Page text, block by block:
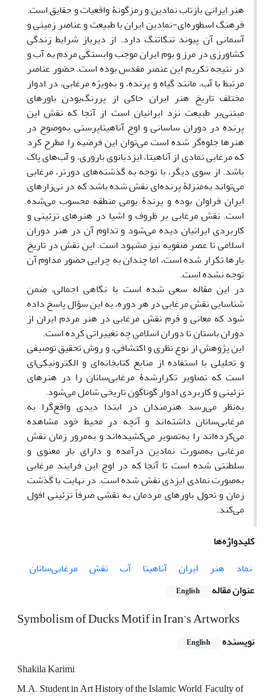
هنر ایرانی بازتاب نمادین و رمزگونۀ واقعیات و حقایق است.
فرهنگ اسطوره‌ای-نمادین ایران با طبیعت و عناصر زمینی و
آسمانی آن پیوند تنگاتنگ دارد. از دیرباز شرایط زندگی
کشاورزی در مرز و بوم ایران موجب وابستگی مردم به آب و
در نتیجه تکریم این عنصر مقدس بوده است. حضور عناصر
مرتبط با آّب، مانند گیاه و پرنده، و به‌ویژه مرغابی، در ادوار
مختلف تاریخ هنر ایران حاکی از پررنگ‌بودن باورهای
مبتنی‌بر طبیعت نزد ایرانیان است از آنجا که نقش این
پرنده در دوران ساسانی و اوج آناهیتاپرستی به‌وضوح در
هنرها جلوه‌گر شده است می‌توان این فرضیه را مطرح کرد
که مرغابی نمادی از آناهیتا، ایزدبانوی باروری، و آّب‌های پاک
باشد. از سوی دیگر، با توجه به گذشته‌های دورتر، مرغابی
می‌تواند به‌منزلۀ پرنده‌ای نقش شده باشد که در نی‌زارهای
ایران فراوان بوده و پرندۀ بومی منطقه محسوب می‌شده
است. نقش مرغابی بر ظروف و اشیا در هنرهای تزئینی و
کاربردی ایرانیان دیده می‌شود و تداوم آن در هنر دوران
اسلامی تا عصر صفویه نیز مشهود است. این نقش در تاریخ
بارها تکرار شده است، اما چندان به چرایی حضور مداوم آن
توجه نشده است.
در این مقاله سعی شده است با نگاهی اجمالی، ضمن
شناسایی نقش مرغابی در هر دوره، به این سؤال پاسخ داده
شود که معانی و فرم نقش مرغابی در هنر مردم ایران از
دوران باستان تا دوران اسلامی چه تغییراتی کرده است.
این پژوهش از نوع نظری و اکتشافی، و روش تحقیق توصیفی
و تحلیلی با استفاده از منابع کتابخانه‌ای و الکترونیکی‌ای
است که تصاویر تکرارشدۀ مرغابی‌سانان را در هنرهای
تزئینی و کاربردی ادوار گوناگون تاریخی شامل می‌شود.
به‌نظر می‌رسد هنرمندان در ابتدا دیدی واقع‌گرا به
مرغابی‌سانان داشته‌اند و آنچه در محیط خود مشاهده
می‌کرده‌اند را به‌تصویر می‌کشیده‌اند و به‌مرور زمان نقش
مرغابی به‌صورت نمادین درآمده و دارای بار معنوی و
سلطنتی شده است تا آنجا که در اوج این فرایند مرغابی
به‌صورت نمادی ایزدی نقش شده است. در نهایت با گذشت
زمان و تحول باورهای مردمان به نقشی صرفاً تزئینی افول
می‌کند.
کلیدواژه‌ها
نماد
هنر ایران آناهیتا آب نقش
مرغابی‌سانان
عنوان مقاله
English
Symbolism of Ducks Motif in Iran’s Artworks
نویسنده English
Shakila Karimi
M.A. Student in Art History of the Islamic World, Faculty of